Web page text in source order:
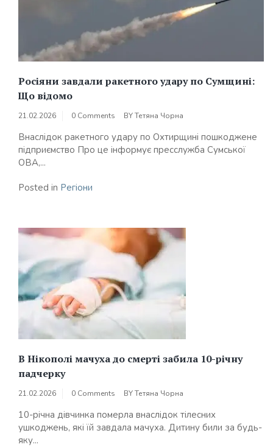
Росіяни завдали ракетного удару по Сумщині:
Що відомо
21.02.2026 0 Comments BYТетяна Чорна
Внаслідок ракетного удару по Охтирщині пошкоджене
підприємство Про це інформує пресслужба Сумської
ОВА,...
Posted in Регіони
В Нікополі мачуха до смерті забила 10-річну
падчерку
21.02.2026 0 Comments BYТетяна Чорна
10-річна дівчинка померла внаслідок тілесних
ушкоджень, які їй завдала мачуха. Дитину били за будь-
яку...